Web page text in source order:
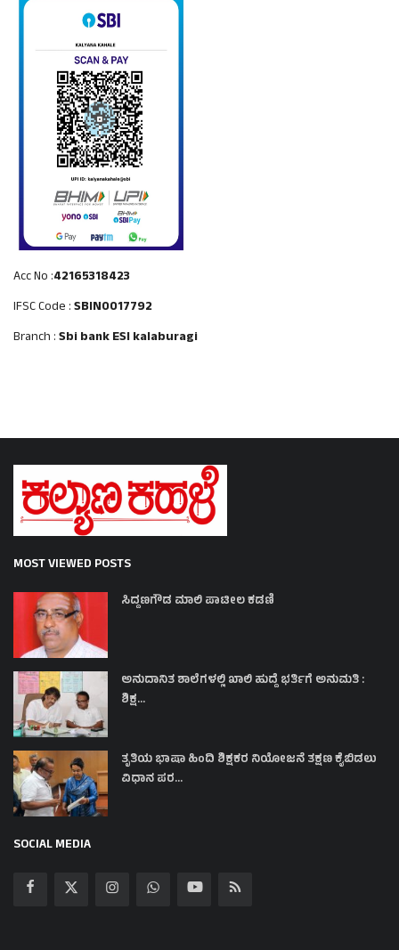
Acc No :42165318423
IFSC Code :SBIN0017792
Branch :Sbi bank ESI kalaburagi
MOST VIEWED POSTS
ಸಿದ್ದಣಗೌಡ ಮಾಲಿ ಪಾಟೀಲ ಕಡಣಿ
ಅನುದಾನಿತ ಶಾಲೆಗಳಲ್ಲಿ ಖಾಲಿ ಹುದ್ದೆ ಭರ್ತಿಗೆ ಅನುಮತಿ :
ಶಿಕ್ಷ...
ತೃತಿಯ ಭಾಷಾ ಹಿಂದಿ ಶಿಕ್ಷಕರ ನಿಯೋಜನೆ ತಕ್ಷಣ ಕೈಬಿಡಲು
ವಿಧಾನ ಪರ...
SOCIAL MEDIA